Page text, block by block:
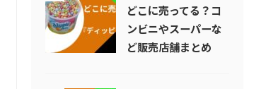
どこに売ってる？コ
ンビニやスーパーな
ど販売店舗まとめ